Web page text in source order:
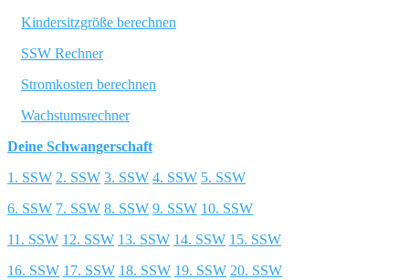
Kindersitzgröße berechnen
SSW Rechner
Stromkosten berechnen
Wachstumsrechner
Deine Schwangerschaft
1. SSW 2. SSW 3. SSW 4. SSW 5. SSW
6. SSW 7. SSW 8. SSW 9. SSW 10. SSW
11. SSW 12. SSW 13. SSW 14. SSW 15. SSW
16. SSW 17. SSW 18. SSW 19. SSW 20. SSW